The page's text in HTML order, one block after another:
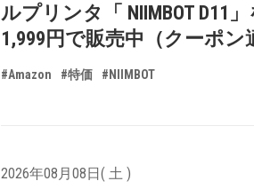
ルプリンタ「 NIIMBOT D11」
1,999円で販売中（クーポン
#Amazon #特価 #NIIMBOT
2026年08月08日( 土 )